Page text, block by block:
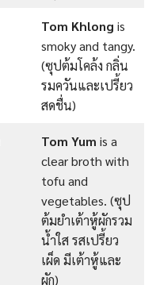
Tom Khlong is
smoky and tangy.
(ซุปต้มโคล้ง กลิ่น
รมควันและเปรี้ยว
สดชื่น)
Tom Yum is a
clear broth with
tofu and
vegetables. (ซุป
ต้มยำเต้าหู้ผักรวม
น้ำใส รสเปรี้ยว
เผ็ด มีเต้าหู้และ
ผัก)